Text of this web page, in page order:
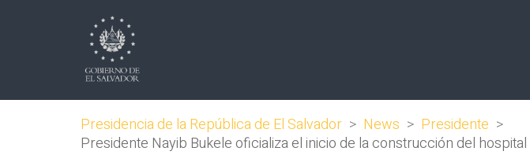
Presidencia de la República de El Salvador > News > Presidente >
Presidente Nayib Bukele oficializa el inicio de la construcción del